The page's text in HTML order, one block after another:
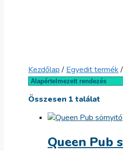
Kezdőlap/ Egyedit termék
Összesen 1 találat
Queen Pub